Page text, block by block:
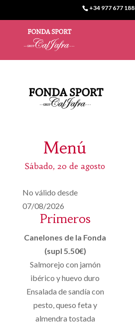
+34 977 677 188
Menú
Sábado, 20 de agosto
No válido desde
07/08/2026
Primeros
Canelones de la Fonda
(supl 5.50€)
Salmorejo con jamón
ibérico y huevo duro
Ensalada de sandía con
pesto, queso feta y
almendra tostada